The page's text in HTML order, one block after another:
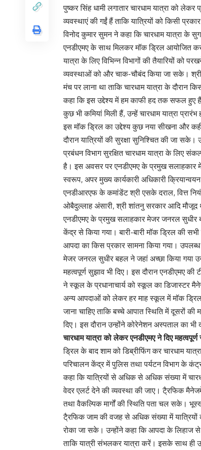
पुष्कर सिंह धामी लगातार चारधाम यात्रा को लेकर
व्यवस्थाएं की गईं हैं ताकि यात्रियों को किसी
विनोद कुमार सुमन ने कहा कि चारधाम यात्रा के
एनडीएमए के साथ मिलकर मॉक ड्रिल आयोजित
यात्रा के लिए विभिन्न विभागों की तैयारियों को
व्यवस्थाओं को और चाक-चौबंद किया जा सके। श्री
मंच पर लाना था ताकि चारधाम यात्रा के दौरान
कहा कि इस उद्देश्य में हम काफी हद तक सफल हुए
कुछ भी कमियां मिली हैं, उन्हें चारधाम यात्रा
इस मॉक ड्रिल का उद्देश्य कुछ नया सीखना और
दौरान यात्रियों की सुरक्षा सुनिश्चित की जा
प्रबंधन विभाग सुरक्षित चारधाम यात्रा के लिए
है। इस अवसर पर एनडीएमए के प्रमुख सलाहकार
स्वरूप, अपर मुख्य कार्यकारी अधिकारी
एनडीआरएफ के कमांडेंट श्री एसके दराल, वित्त
ओबैदुल्लाह अंसारी, श्री शांतनु सरकार आदि
एनडीएमए के प्रमुख सलाहकार मेजर जनरल सुधीर
केंद्र से किया गया। बारी-बारी मॉक ड्रिल की
आपदा का किस प्रकार सामना किया गया।
मेजर जनरल सुधीर बहल ने जहां अच्छा किया गया
महत्वपूर्ण सुझाव भी दिए। इस दौरान एनडीएमए
ने स्कूल के प्रधानाचार्य को स्कूल का डिजास्टर
अन्य आपदाओं को लेकर हर माह स्कूल में मॉक ड्रिल
जाना चाहिए ताकि बच्चे आपात स्थिति में दूसरों
दिए। इस दौरान उन्होंने कोरेनेशन अस्पताल का भी
चारधाम यात्रा को लेकर एनडीएमए ने दिए
ड्रिल के बाद शाम को डिब्रीफिंग कर चारधाम
परिचालन केंद्र में पुलिस तथा पर्यटन विभाग के
कहा कि यात्रियों से अधिक से अधिक संख्या में
वेदर एलर्ट देने की व्यवस्था की जाए। टै्रफिक
तथा वैकल्पिक मार्गों की स्थिति पता चल सके।
टै्रफिक जाम की वजह से अधिक संख्या में यात्रियों
रोका जा सके। उन्होंने कहा कि आपदा के लिहाज
ताकि यात्री संभलकर यात्रा करें। इसके साथ ही